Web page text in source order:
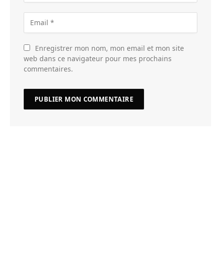
Enregistrer mon nom, mon email et mon site
web dans ce navigateur pour mes prochains
commentaires.